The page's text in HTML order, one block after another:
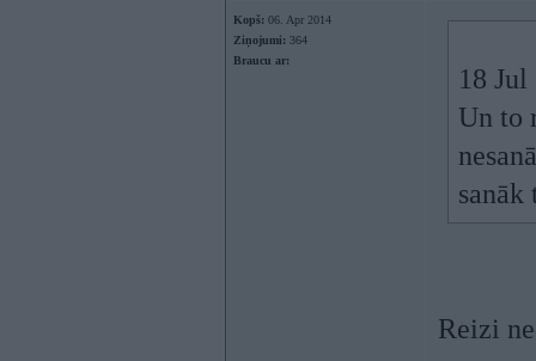
Kopš: 06. Apr 2014
Ziņojumi: 364
Braucu ar:
18
Un to
Reizi